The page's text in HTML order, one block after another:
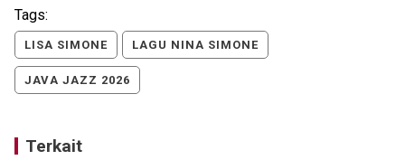
Tags:
LISA SIMONE LAGU NINA SIMONE
JAVA JAZZ 2026
Terkait